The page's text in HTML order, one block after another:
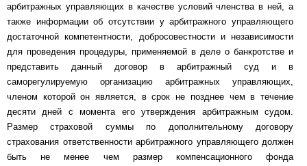
арбитражных управляющих в качестве условий членства в ней, а
также информации об отсутствии у арбитражного управляющего
достаточной компетентности, добросовестности и независимости
для проведения процедуры, применяемой в деле о банкротстве и
представить данный договор в арбитражный суд и в
саморегулируемую организацию арбитражных управляющих,
членом которой он является, в срок не позднее чем в течение
десяти дней с момента его утверждения арбитражным судом.
Размер страховой суммы по дополнительному договору
страхования ответственности арбитражного управляющего должен
быть не менее чем размер компенсационного фонда